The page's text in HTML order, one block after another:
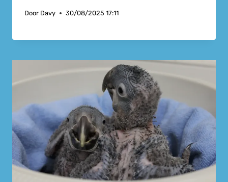
Door Davy 30/08/2025 17:11